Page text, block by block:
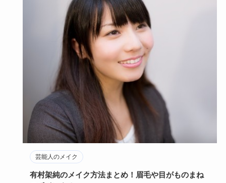
芸能人のメイク
有村架純のメイク方法まとめ！眉毛や目がものまね